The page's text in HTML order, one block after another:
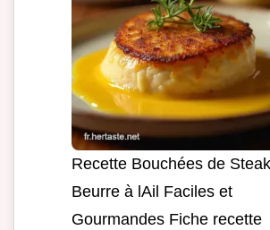
Recette Bouchées de
Beurre à lAil Faciles et
Gourmandes Fiche recette